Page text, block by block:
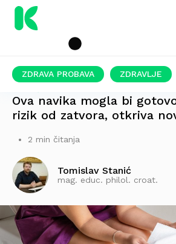
ZDRAVA PROBAVA ZDRAVLJE
Ova navika mogla bi
rizik od zatvora, otkriva
2 min čitanja
Tomislav Stanić
mag. educ. philol. croat.